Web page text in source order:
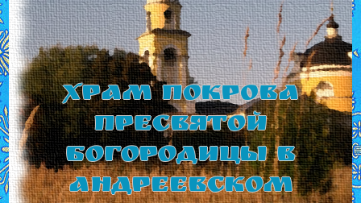
Храм Покрова
Пресвятой
Богородицы в
Андреевском